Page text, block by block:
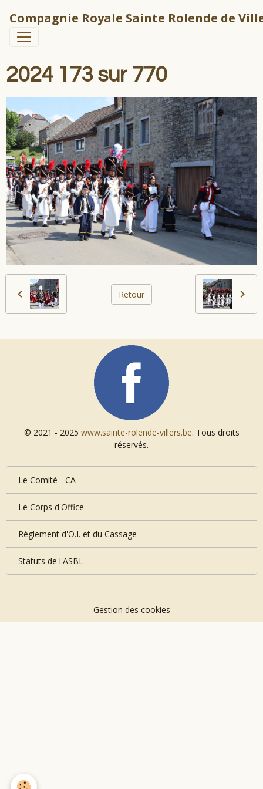
Compagnie Royale Sainte Rolende de
2024 173 sur 770
Retour
© 2021 - 2025 www.sainte-rolende-villers.be. Tous droits
réservés.
Le Comité - CA
Le Corps d'Office
Règlement d'O.I. et du Cassage
Statuts de l'ASBL
Gestion des cookies